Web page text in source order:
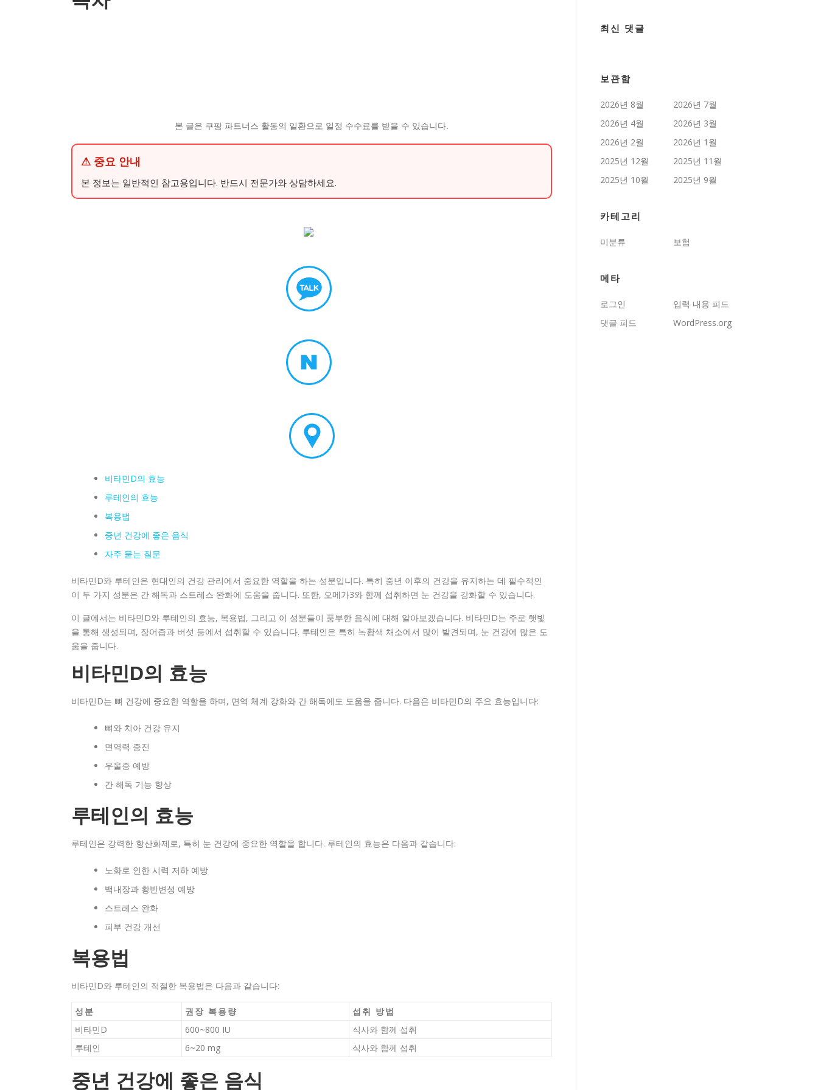
본 글은 쿠팡 파트너스 활동의 일환으로 일정 수수료를 받을 수 있습니다.
⚠ 중요 안내
본 정보는 일반적인 참고용입니다. 반드시 전문가와 상담하세요.
비타민D의 효능
루테인의 효능
복용법
중년 건강에 좋은 음식
자주 묻는 질문
비타민D와 루테인은 현대인의 건강 관리에서 중요한 역할을 하는 성분입니다. 특히 중년 이후의 건강을 유지하는 데 필수적인
이 두 가지 성분은 간 해독과 스트레스 완화에 도움을 줍니다. 또한, 오메가3와 함께 섭취하면 눈 건강을 강화할 수 있습니다.
이 글에서는 비타민D와 루테인의 효능, 복용법, 그리고 이 성분들이 풍부한 음식에 대해 알아보겠습니다. 비타민D는 주로 햇빛
을 통해 생성되며, 장어즙과 버섯 등에서 섭취할 수 있습니다. 루테인은 특히 녹황색 채소에서 많이 발견되며, 눈 건강에 많은 도
움을 줍니다.
비타민D의 효능
비타민D는 뼈 건강에 중요한 역할을 하며, 면역 체계 강화와 간 해독에도 도움을 줍니다. 다음은 비타민D의 주요 효능입니다:
뼈와 치아 건강 유지
면역력 증진
우울증 예방
간 해독 기능 향상
루테인의 효능
루테인은 강력한 항산화제로, 특히 눈 건강에 중요한 역할을 합니다. 루테인의 효능은 다음과 같습니다:
노화로 인한 시력 저하 예방
백내장과 황반변성 예방
스트레스 완화
피부 건강 개선
복용법
비타민D와 루테인의 적절한 복용법은 다음과 같습니다:
성분 권장 복용량
섭취 방법
비타민D
600~800 IU
식사와 함께 섭취
루테인
6~20 mg 식사와 함께 섭취
중년 건강에 좋은 음식
최신 댓글
보관함
2026년 8월
2026년 7월
2026년 4월
2026년 3월
2026년 2월
2026년 1월
2025년 12월
2025년 11월
2025년 10월
2025년 9월
카테고리
미분류 보험
메타
로그인
입력 내용 피드
댓글 피드
WordPress.org